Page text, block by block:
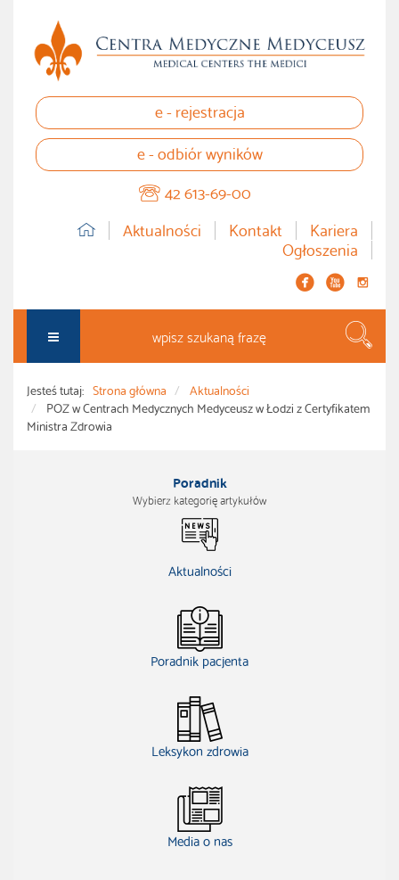
e - rejestracja
e - odbiór wyników
42 613-69-00
Aktualności
Kontakt Kariera
Ogłoszenia
  instagram
Jesteś tutaj: Strona główna
Aktualności
POZ w Centrach Medycznych Medyceusz w Łodzi z Certyfikatem
Ministra Zdrowia
Poradnik
Wybierz kategorię artykułów
Aktualności
Poradnik pacjenta
Leksykon zdrowia
Media o nas